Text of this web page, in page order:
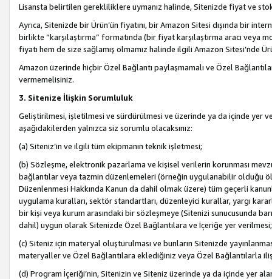
Lisansta belirtilen gerekliliklere uymanız halinde, Sitenizde fiyat ve
Ayrıca, Sitenizde bir Ürün’ün fiyatını, bir Amazon Sitesi dışında bir
birlikte “karşılaştırma” formatında (bir fiyat karşılaştırma aracı veya
fiyatı hem de size sağlamış olmamız halinde ilgili Amazon Sitesi’nde
Amazon üzerinde hiçbir Özel Bağlantı paylaşmamalı ve Özel
vermemelisiniz.
3. Sitenize İlişkin Sorumluluk
Geliştirilmesi, işletilmesi ve sürdürülmesi ve üzerinde ya da içinde yer
aşağıdakilerden yalnızca siz sorumlu olacaksınız:
(a) Siteniz’in ve ilgili tüm ekipmanın teknik işletmesi;
(b) Sözleşme, elektronik pazarlama ve kişisel verilerin korunması
bağlantılar veya tazmin düzenlemeleri (örneğin uygulanabilir olduğu
Düzenlenmesi Hakkında Kanun da dahil olmak üzere) tüm geçerli
uygulama kuralları, sektör standartları, düzenleyici kurallar, yargı
bir kişi veya kurum arasındaki bir sözleşmeye (Sitenizi sunucusunda
dahil) uygun olarak Sitenizde Özel Bağlantılara ve İçeriğe yer verilmesi;
(c) Siteniz için materyal oluşturulması ve bunların Sitenizde
materyaller ve Özel Bağlantılara eklediğiniz veya Özel Bağlantılarla
(d) Program İçeriği’nin, Sitenizin ve Siteniz üzerinde ya da içinde yer